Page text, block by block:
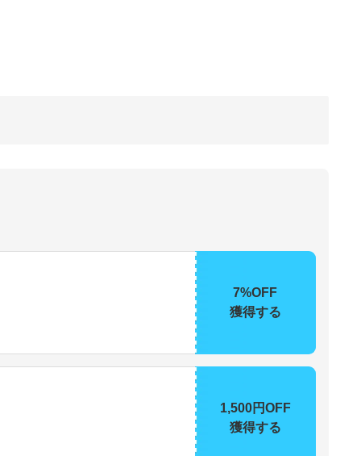
7%OFF
獲得する
1,500円OFF
獲得する